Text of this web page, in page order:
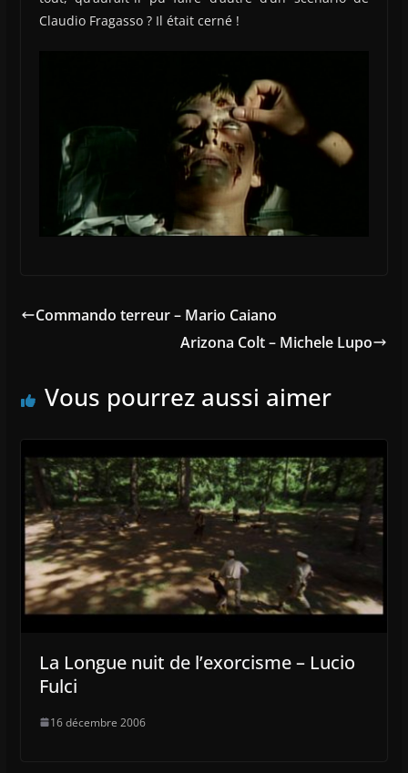
Claudio Fragasso ? Il était cerné !
Commando terreur – Mario Caiano
Arizona Colt – Michele Lupo
Vous pourrez aussi aimer
La Longue nuit de l’exorcisme – Lucio
Fulci
16 décembre 2006